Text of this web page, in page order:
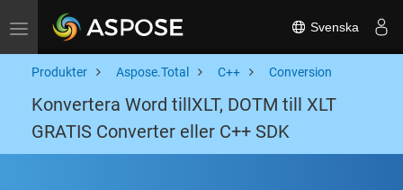
Toggle navigation Svenska
Produkter Aspose.Total C++ Conversion
Konvertera Word tillXLT, DOTM till XLT
GRATIS Converter eller C++ SDK